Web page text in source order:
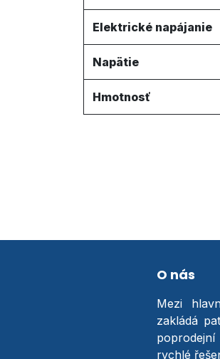
Elektrické napájanie
Napätie
Hmotnosť
O nás
Mezi
zakládá
rychlé